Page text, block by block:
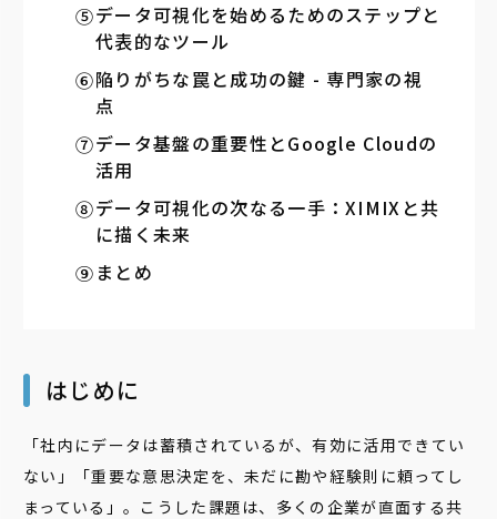
データ可視化を始めるためのステップと
代表的なツール
陥りがちな罠と成功の鍵 - 専門家の視
点
データ基盤の重要性とGoogle Cloudの
活用
データ可視化の次なる一手：XIMIXと共
に描く未来
まとめ
はじめに
「社内にデータは蓄積されているが、有効に活用できてい
ない」「重要な意思決定を、未だに勘や経験則に頼ってし
まっている」。こうした課題は、多くの企業が直面する共